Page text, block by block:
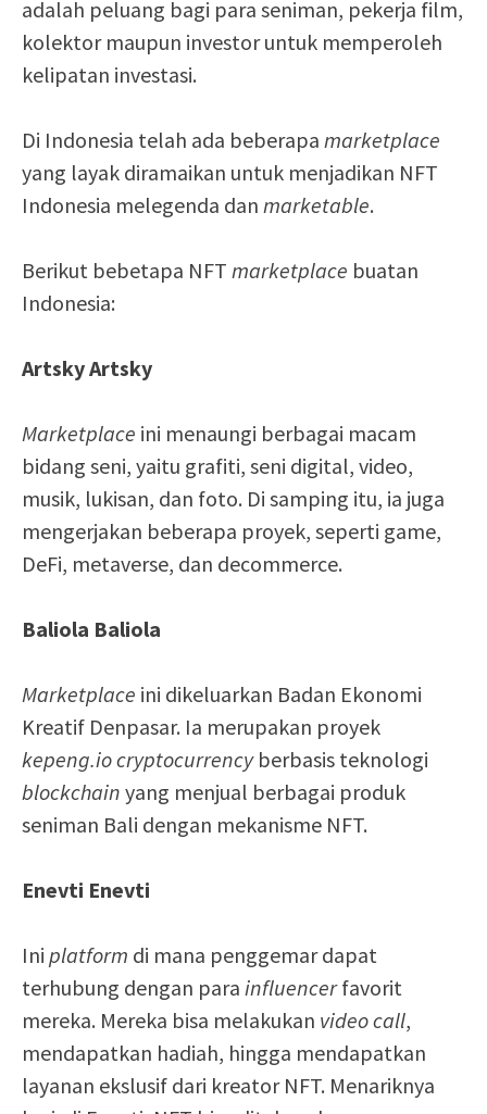
adalah peluang bagi para seniman, pekerja film,
kolektor maupun investor untuk memperoleh
kelipatan investasi.
Di Indonesia telah ada beberapa marketplace
yang layak diramaikan untuk menjadikan NFT
Indonesia melegenda dan marketable.
Berikut bebetapa NFT marketplace buatan
Indonesia:
Artsky Artsky
Marketplace ini menaungi berbagai macam
bidang seni, yaitu grafiti, seni digital, video,
musik, lukisan, dan foto. Di samping itu, ia juga
mengerjakan beberapa proyek, seperti game,
DeFi, metaverse, dan decommerce.
Baliola Baliola
Marketplace ini dikeluarkan Badan Ekonomi
Kreatif Denpasar. Ia merupakan proyek
kepeng.iocryptocurrencyberbasis teknologi
blockchain yang menjual berbagai produk
seniman Bali dengan mekanisme NFT.
Enevti Enevti
Ini platform di mana penggemar dapat
terhubung dengan para influencerfavorit
mereka. Mereka bisa melakukan video call,
mendapatkan hadiah, hingga mendapatkan
layanan ekslusif dari kreator NFT. Menariknya